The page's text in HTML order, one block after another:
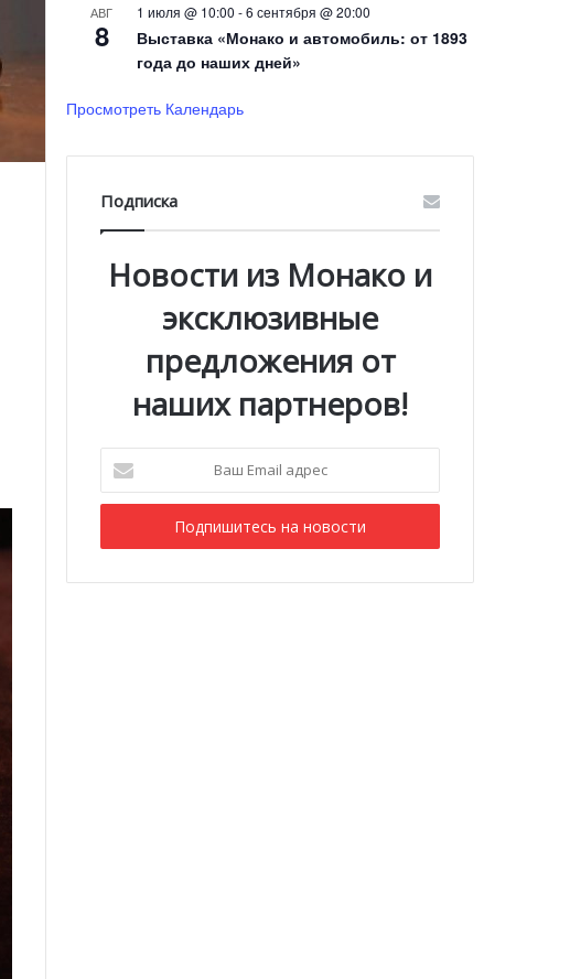
АВГ
8
1 июля @ 10:00 -6 сентября @ 20:00
Выставка «Монако и автомобиль: от 1893
года до наших дней»
Просмотреть Календарь
Подписка
Новости из Монако и
эксклюзивные
предложения от
наших партнеров!
Email
адрес